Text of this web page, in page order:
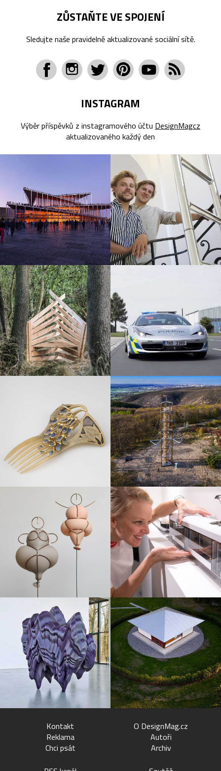
ZŮSTAŇTE VE SPOJENÍ
Sledujte naše pravidelně aktualizované sociální sítě.
INSTAGRAM
Výběr příspěvků z instagramového účtu DesignMagcz
aktualizovaného každý den
Kontakt
Reklama
Chci psát
O DesignMag.cz
Autoři
Archiv